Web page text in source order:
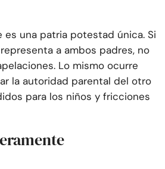
una patria potestad única. Si
a ambos padres, no
Lo mismo ocurre
la autoridad parental del otro
para los niños y fricciones